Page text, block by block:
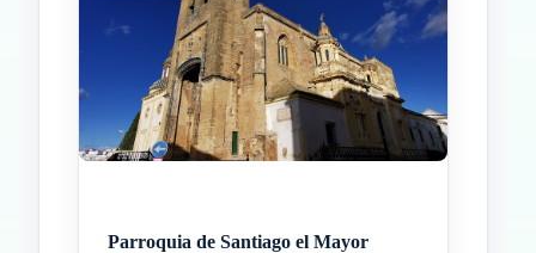
Parroquia de Santiago el Mayor